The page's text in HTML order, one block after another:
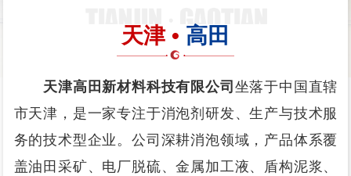
天津 • 高田
天津高田新材料科技有限公司 坐落于中国直辖
市天津，是一家专注于消泡剂研发、生产与技术服
务的技术型企业。公司深耕消泡领域，产品体系覆
盖油田采矿、电厂脱硫、金属加工液、盾构泥浆、